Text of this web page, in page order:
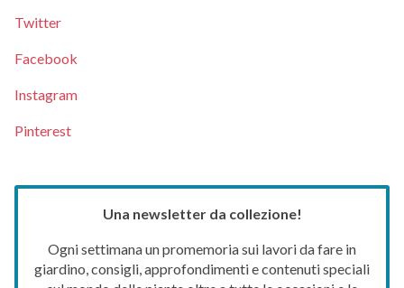
Twitter
Facebook
Instagram
Pinterest
Una newsletter da collezione!
Ogni settimana un promemoria sui lavori da fare in
giardino, consigli, approfondimenti e contenuti speciali